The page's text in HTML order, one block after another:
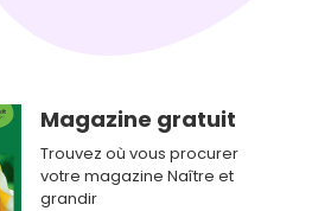
Magazine gratuit
Trouvez où vous procurer
votre magazine Naître et
grandir